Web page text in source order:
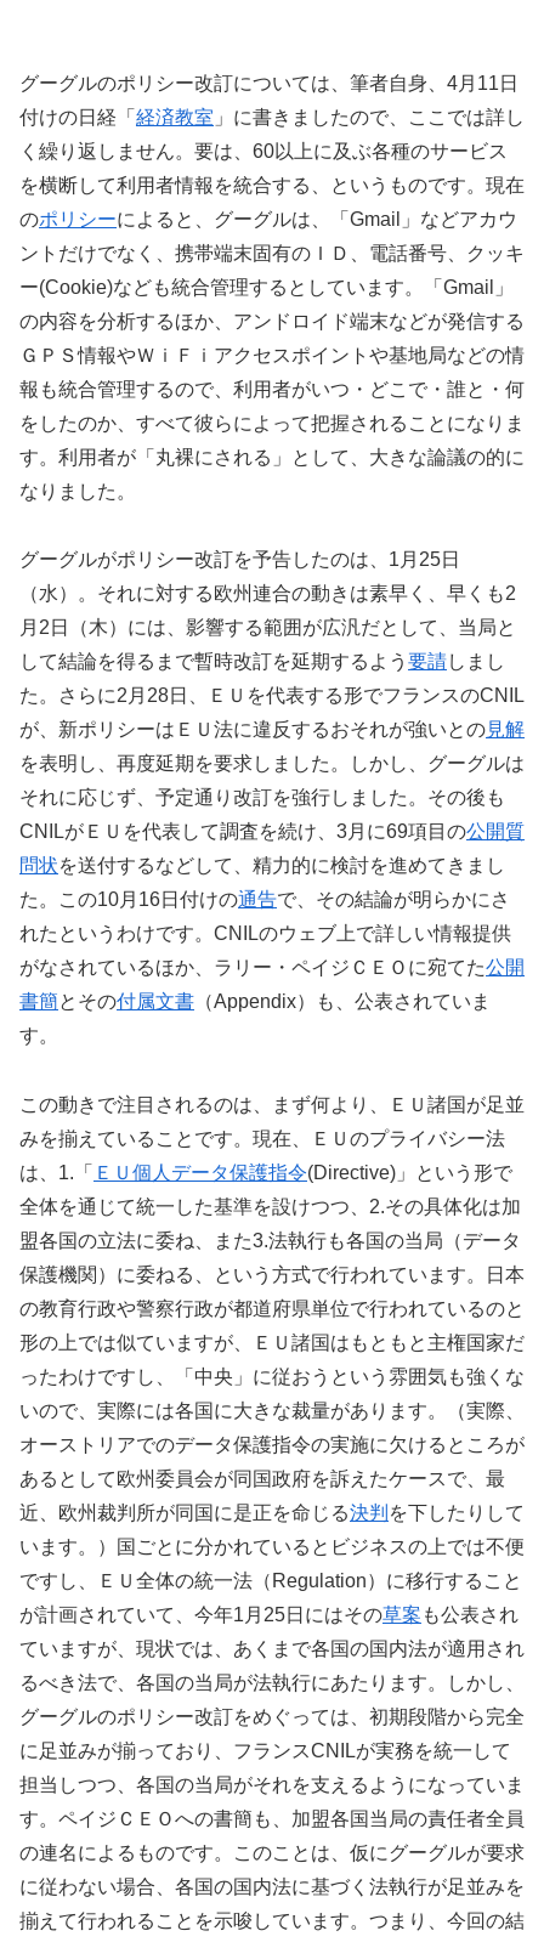
グーグルのポリシー改訂については、筆者自身、4月11日
付けの日経「 経済教室 」に書きましたので、ここでは詳し
く繰り返しません。要は、60以上に及ぶ各種のサービス
を横断して利用者情報を統合する、というものです。現在
のポリシーによると、グーグルは、「Gmail」などアカウ
ントだけでなく、携帯端末固有のＩＤ、電話番号、クッキ
ー(Cookie)なども統合管理するとしています。「Gmail」
の内容を分析するほか、アンドロイド端末などが発信する
ＧＰＳ情報やＷｉＦｉアクセスポイントや基地局などの情
報も統合管理するので、利用者がいつ・どこで・誰と・何
をしたのか、すべて彼らによって把握されることになりま
す。利用者が「丸裸にされる」として、大きな論議の的に
なりました。
グーグルがポリシー改訂を予告したのは、1月25日
（水）。それに対する欧州連合の動きは素早く、早くも2
月2日（木）には、影響する範囲が広汎だとして、当局と
して結論を得るまで暫時改訂を延期するよう 要請しまし
た。さらに2月28日、ＥＵを代表する形でフランスのCNIL
が、新ポリシーはＥＵ法に違反するおそれが強いとの見解
を表明し、再度延期を要求しました。しかし、グーグルは
それに応じず、予定通り改訂を強行しました。その後も
CNILがＥＵを代表して調査を続け、3月に69項目の公開質
問状を送付するなどして、精力的に検討を進めてきまし
た。この10月16日付けの通告で、その結論が明らかにさ
れたというわけです。CNILのウェブ上で詳しい情報提供
がなされているほか、ラリー・ペイジＣＥＯに宛てた公開
書簡とその付属文書 （Appendix）も、公表されていま
す。
この動きで注目されるのは、まず何より、ＥＵ諸国が足並
みを揃えていることです。現在、ＥＵのプライバシー法
は、1.「 ＥＵ個人データ保護指令(Directive)」という形で
全体を通じて統一した基準を設けつつ、2.その具体化は加
盟各国の立法に委ね、また3.法執行も各国の当局（データ
保護機関）に委ねる、という方式で行われています。日本
の教育行政や警察行政が都道府県単位で行われているのと
形の上では似ていますが、ＥＵ諸国はもともと主権国家だ
ったわけですし、「中央」に従おうという雰囲気も強くな
いので、実際には各国に大きな裁量があります。（実際、
オーストリアでのデータ保護指令の実施に欠けるところが
あるとして欧州委員会が同国政府を訴えたケースで、最
近、欧州裁判所が同国に是正を命じる決判 を下したりして
います。）国ごとに分かれているとビジネスの上では不便
ですし、ＥＵ全体の統一法（Regulation）に移行すること
が計画されていて、今年1月25日にはその草案 も公表され
ていますが、現状では、あくまで各国の国内法が適用され
るべき法で、各国の当局が法執行にあたります。しかし、
グーグルのポリシー改訂をめぐっては、初期段階から完全
に足並みが揃っており、フランスCNILが実務を統一して
担当しつつ、各国の当局がそれを支えるようになっていま
す。ペイジＣＥＯへの書簡も、加盟各国当局の責任者全員
の連名によるものです。このことは、仮にグーグルが要求
に従わない場合、各国の国内法に基づく法執行が足並みを
揃えて行われることを示唆しています。つまり、今回の結